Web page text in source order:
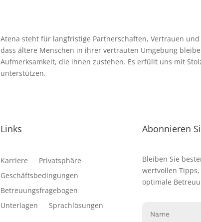
Atena steht für langfristige Partnerschaften, Vertrauen
dass ältere Menschen in ihrer vertrauten Umgebung
Aufmerksamkeit, die ihnen zustehen. Es erfüllt uns mit
unterstützen.
Links
Karriere
Privatsphäre
Geschäftsbedingungen
Betreuungsfragebogen
Unterlagen
Sprachlösungen
Abonnieren
Bleiben Sie
wertvollen
optimale
(erforderlich)